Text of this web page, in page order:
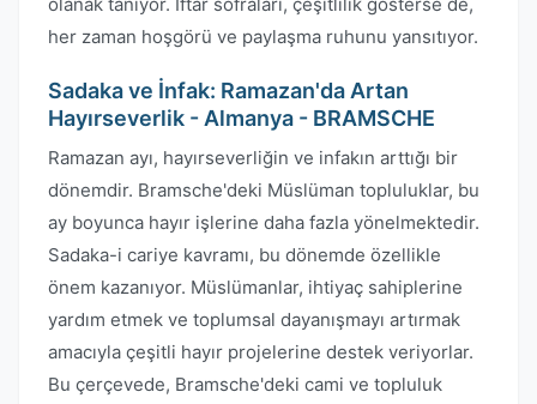
her zaman hoşgörü ve paylaşma ruhunu yansıtıyor.
Sadaka ve İnfak: Ramazan'da Artan
Hayırseverlik - Almanya - BRAMSCHE
Ramazan ayı, hayırseverliğin ve infakın arttığı bir
dönemdir. Bramsche'deki Müslüman topluluklar, bu
ay boyunca hayır işlerine daha fazla yönelmektedir.
Sadaka-i cariye kavramı, bu dönemde özellikle
önem kazanıyor. Müslümanlar, ihtiyaç sahiplerine
yardım etmek ve toplumsal dayanışmayı artırmak
amacıyla çeşitli hayır projelerine destek veriyorlar.
Bu çerçevede, Bramsche'deki cami ve topluluk